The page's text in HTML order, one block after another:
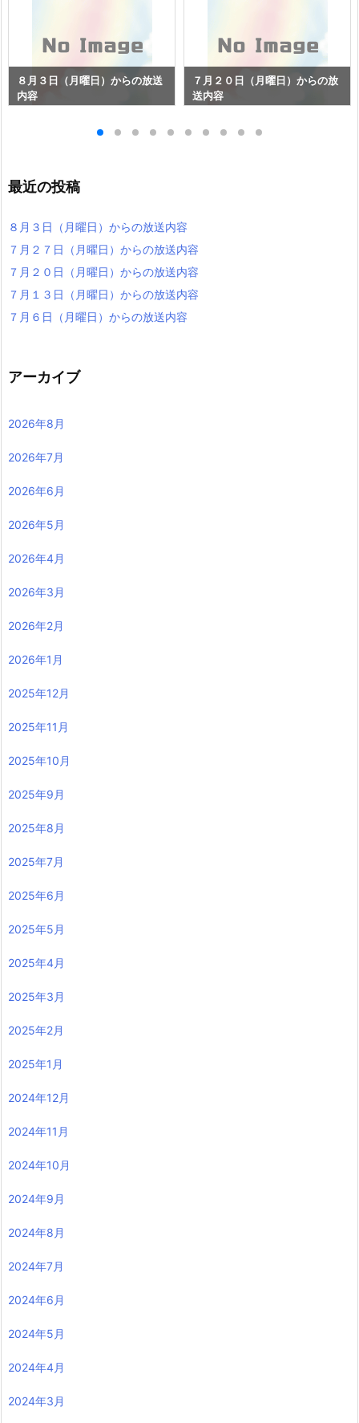
８月３日（月曜日）からの放送
内容
７月２０日（月曜日）からの放
送内容
最近の投稿
８月３日（月曜日）からの放送内容
７月２７日（月曜日）からの放送内容
７月２０日（月曜日）からの放送内容
７月１３日（月曜日）からの放送内容
７月６日（月曜日）からの放送内容
アーカイブ
2026年8月
2026年7月
2026年6月
2026年5月
2026年4月
2026年3月
2026年2月
2026年1月
2025年12月
2025年11月
2025年10月
2025年9月
2025年8月
2025年7月
2025年6月
2025年5月
2025年4月
2025年3月
2025年2月
2025年1月
2024年12月
2024年11月
2024年10月
2024年9月
2024年8月
2024年7月
2024年6月
2024年5月
2024年4月
2024年3月